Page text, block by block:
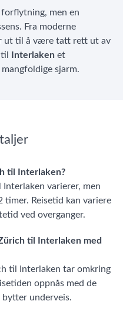
forflytning, men en
Fra moderne
ut til å være tatt rett ut av
til Interlaken et
sjarm.
til Interlaken?
varierer, men
Reisetid kan variere
ved overganger.
til Interlaken med
til Interlaken tar omkring
oppnås med de
underveis.